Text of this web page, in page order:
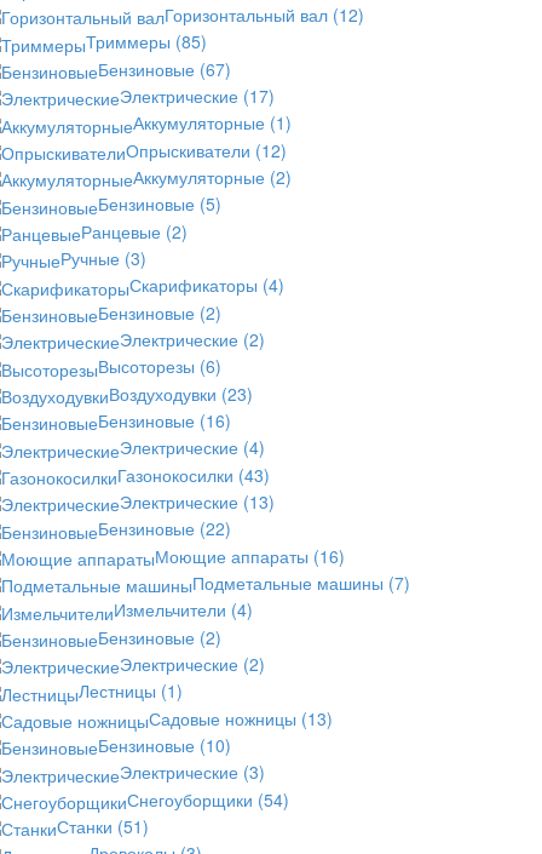
Горизонтальный вал (12)
Триммеры (85)
Бензиновые (67)
Электрические (17)
Аккумуляторные (1)
Опрыскиватели (12)
Аккумуляторные (2)
Бензиновые (5)
Ранцевые (2)
Ручные (3)
Скарификаторы (4)
Бензиновые (2)
Электрические (2)
Высоторезы (6)
Воздуходувки (23)
Бензиновые (16)
Электрические (4)
Газонокосилки (43)
Электрические (13)
Бензиновые (22)
Моющие аппараты (16)
Подметальные машины (7)
Измельчители (4)
Бензиновые (2)
Электрические (2)
Лестницы (1)
Садовые ножницы (13)
Бензиновые (10)
Электрические (3)
Снегоуборщики (54)
Станки (51)